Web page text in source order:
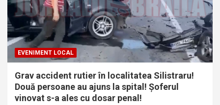
EVENIMENT LOCAL
Grav accident rutier în localitatea Silistraru!
Două persoane au ajuns la spital! Șoferul
vinovat s-a ales cu dosar penal!